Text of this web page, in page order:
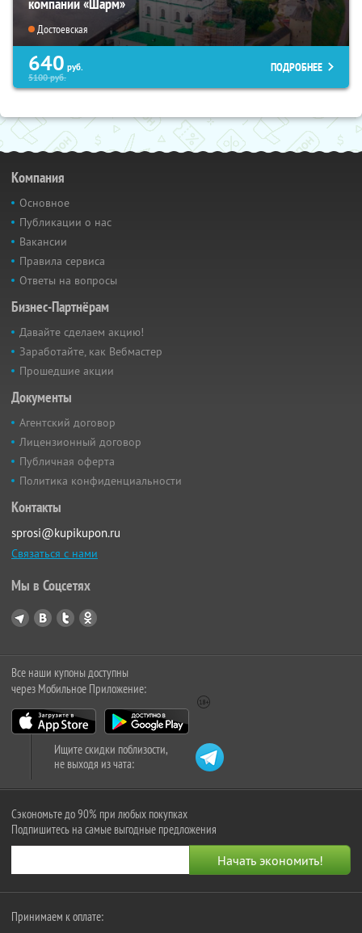
Достоевская
640 руб.
5100руб.
ПОДРОБНЕЕ
Компания
Основное
Публикации о нас
Вакансии
Правила сервиса
Ответы на вопросы
Бизнес-Партнёрам
Давайте сделаем акцию!
Заработайте, как Вебмастер
Прошедшие акции
Документы
Агентский договор
Лицензионный договор
Публичная оферта
Политика конфиденциальности
Контакты
sprosi@kupikupon.ru
Связаться с нами
Мы в Соцсетях
Все наши купоны доступны
через Мобильное Приложение:
Ищите скидки поблизости,
не выходя из чата:
Сэкономьте до 90% при любых покупках
Подпишитесь на самые выгодные предложения
Принимаем к оплате: